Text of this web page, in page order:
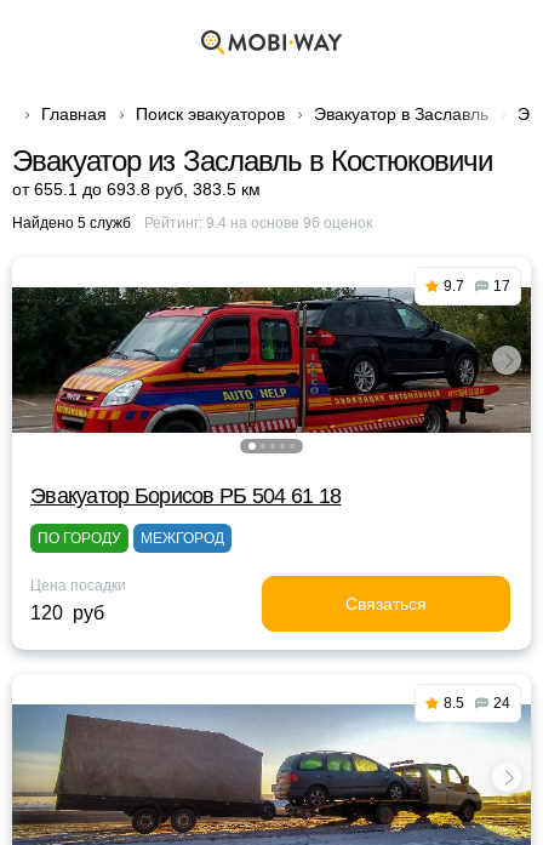
Главная Поиск эвакуаторов Эвакуатор в Заславль
Эвакуатор из Заславль в Костюковичи
от 655.1 до 693.8 руб 383.5 км
Найдено 5 служб Рейтинг: 9.4на основе 96 оценок
9.7 17
Эвакуатор Борисов РБ 504 61 18
ПО ГОРОДУ МЕЖГОРОД
Цена посадки
120 руб Связаться
8.5 24